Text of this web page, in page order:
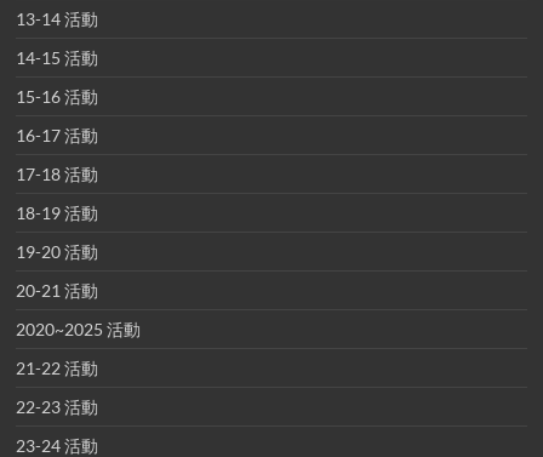
13-14 活動
14-15 活動
15-16 活動
16-17 活動
17-18 活動
18-19 活動
19-20 活動
20-21 活動
2020~2025 活動
21-22 活動
22-23 活動
23-24 活動